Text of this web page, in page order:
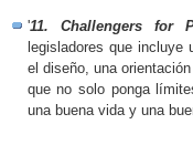
'11. Challengers for
legisladores que incluye
el diseño, una
que no solo ponga
una buena vida y una